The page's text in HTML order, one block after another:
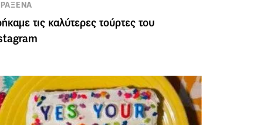
τις καλύτερες τούρτες του